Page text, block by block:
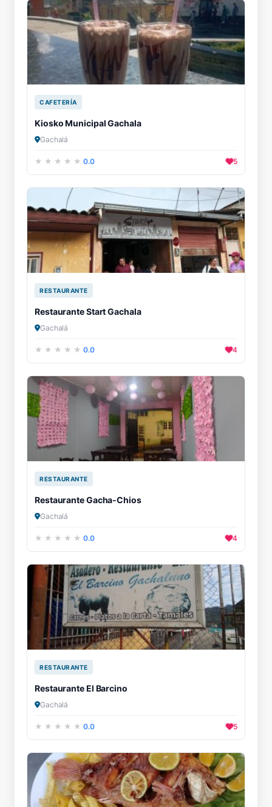
CAFETERÍA
Kiosko Municipal Gachala
Gachalá
0.0 5
RESTAURANTE
Restaurante Start Gachala
Gachalá
0.0 4
RESTAURANTE
Restaurante Gacha-Chios
Gachalá
0.0 4
RESTAURANTE
Restaurante El Barcino
Gachalá
0.0 5